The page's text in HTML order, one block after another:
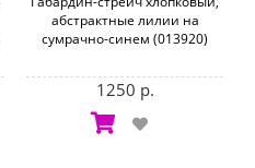
абстрактные лилии на
сумрачно-синем (013920)
1250 р.